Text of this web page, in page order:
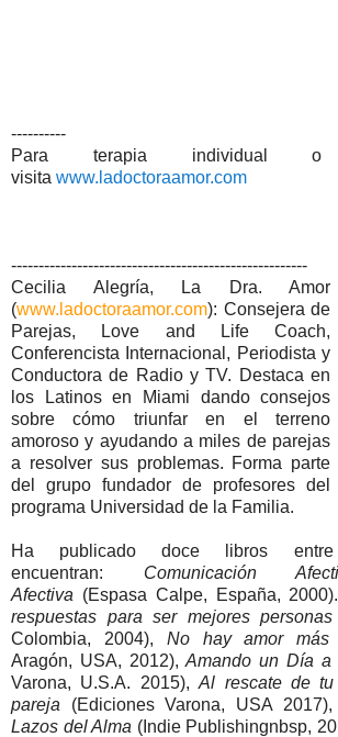
----------
Para terapia individual
visita www.ladoctoraamor.com
------------------------------------------------------
Cecilia Alegría, La Dra. Amor
(www.ladoctoraamor.com): Consejera de
Parejas, Love and Life Coach,
Conferencista Internacional, Periodista y
Conductora de Radio y TV. Destaca en
los Latinos en Miami dando consejos
sobre cómo triunfar en el terreno
amoroso y ayudando a miles de parejas
a resolver sus problemas. Forma parte
del grupo fundador de profesores del
programa Universidad de la Familia.
Ha publicado doce libros
encuentran: Comunicación
Afectiva (Espasa Calpe, España, 2000).
respuestas para ser mejores personas
Colombia, 2004), No hay amor más
Aragón, USA, 2012),Amando un Día a
Varona, U.S.A. 2015),Al rescate de tu
pareja (Ediciones Varona, USA 2017),
Lazos del Alma (Indie Publishingnbsp,